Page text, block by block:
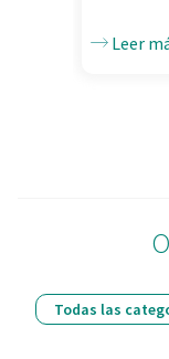
Leer
Todas las